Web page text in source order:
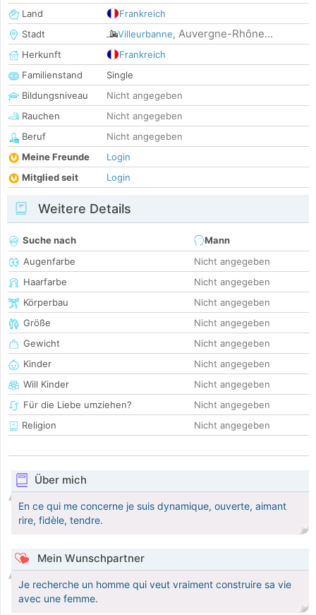
Land
Frankreich
Stadt
Villeurbanne, Auvergne-Rhône...
Herkunft
Frankreich
Familienstand
Single
Bildungsniveau
Nicht angegeben
Rauchen
Nicht angegeben
Beruf
Nicht angegeben
Meine Freunde
Login
Mitglied seit
Login
Weitere Details
Suche nach
Mann
Augenfarbe
Nicht angegeben
Haarfarbe
Nicht angegeben
Körperbau
Nicht angegeben
Größe
Nicht angegeben
Gewicht
Nicht angegeben
Kinder
Nicht angegeben
Will Kinder
Nicht angegeben
Für die Liebe umziehen?
Nicht angegeben
Religion
Nicht angegeben
Über mich
En ce qui me concerne je suis dynamique, ouverte, aimant
rire, fidèle, tendre.
Mein Wunschpartner
Je recherche un homme qui veut vraiment construire sa vie
avec une femme.